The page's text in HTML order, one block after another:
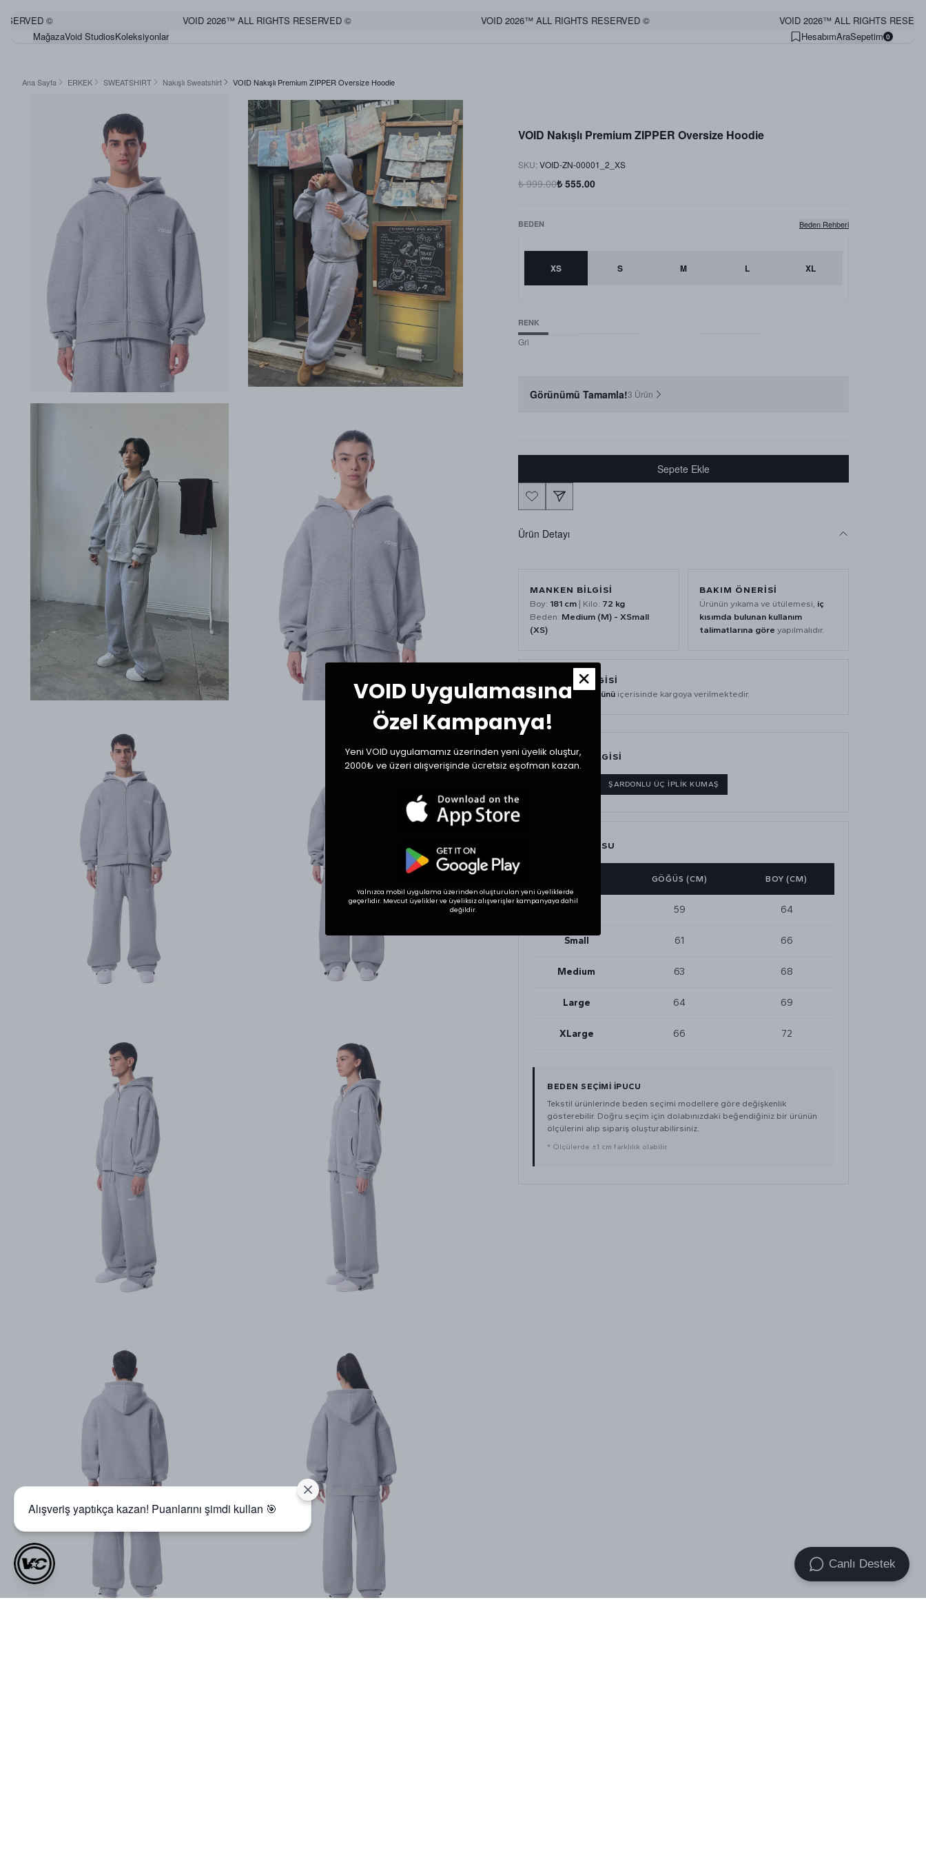
Canlı Destek
© VOID 2026™ ALL RIGHTS RESERVED © VOID 2026™ ALL RIGHTS RESERVED ©
VOID 2026™ ALL RIGHTS RESERVED ©
MağazaVoid StudiosKoleksiyonlar HesabımAraSepetim 0
Ana Sayfa ERKEK SWEATSHIRT Nakışlı Sweatshirt VOID Nakışlı Premium ZIPPER Oversize Hoodie
VOID Nakışlı Premium ZIPPER Oversize Hoodie
SKU: VOID-ZN-00001_2_XS
₺ 999.00₺ 555.00
BEDEN Beden Rehberi
XS S M L XL
RENK
Gri
Görünümü Tamamla!3 Ürün
Sepete Ekle
Ürün Detayı
MANKEN BİLGİSİ
Boy: 181 cm | Kilo: 72 kg
Beden: Medium (M) - XSmall
(XS)
BAKIM ÖNERİSİ
Ürünün yıkama ve ütülemesi, iç
kısımda bulunan kullanım
talimatlarına göre yapılmalıdır.
TESLİMAT BİLGİSİ
Siparişiniz
1-3 iş günü içerisinde kargoya verilmektedir.
MATERYAL BİLGİSİ
ŞARDONLU ÜÇ İPLİK KUMAŞ
BEDEN TABLOSU
GÖĞÜS (CM) BOY (CM)
59 64
Small 61 66
Medium 63 68
Large 64 69
XLarge 66 72
BEDEN SEÇİMİ İPUCU
Tekstil ürünlerinde beden seçimi modellere göre değişkenlik
gösterebilir. Doğru seçim için dolabınızdaki beğendiğiniz bir ürünün
ölçülerini alıp sipariş oluşturabilirsiniz.
* Ölçülerde ±1 cm farklılık olabilir.
VOID Uygulamasına
Özel Kampanya!
Yeni VOID uygulamamız üzerinden yeni üyelik oluştur,
2000₺ ve üzeri alışverişinde ücretsiz eşofman kazan.
Yalnızca mobil uygulama üzerinden oluşturulan yeni üyeliklerde
geçerlidir. Mevcut üyelikler ve üyeliksiz alışverişler kampanyaya dahil
değildir.
Alışveriş yaptıkça kazan! Puanlarını şimdi kullan 🎯